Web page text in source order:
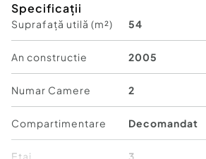
dotata cu cabina de dus. De
depozitare si dressing.
Zona Aviatiei este un cartier
conectat, aproape de birouri si
Ofera acces rapid la magazine,
parcuri, fiind foarte convenabil
Statia de metrou Aurel Vlaicu fiind
Specificații
Suprafață utilă (m²) 54
An constructie 2005
Numar Camere 2
Compartimentare Decomandat
Etaj 3